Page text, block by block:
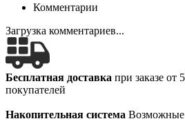
Комментарии
Загрузка комментариев...
Бесплатная доставка при заказе от
покупателей
Накопительная система Возможные